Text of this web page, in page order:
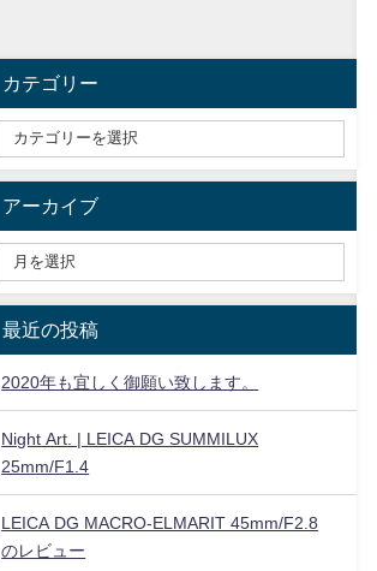
カテゴリー
アーカイブ
最近の投稿
2020年も宜しく御願い致します。
Night Art. | LEICA DG SUMMILUX
25mm/F1.4
LEICA DG MACRO-ELMARIT 45mm/F2.8
のレビュー